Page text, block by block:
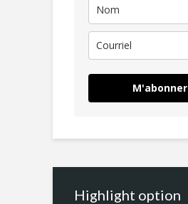
M'abonner
Highlight option